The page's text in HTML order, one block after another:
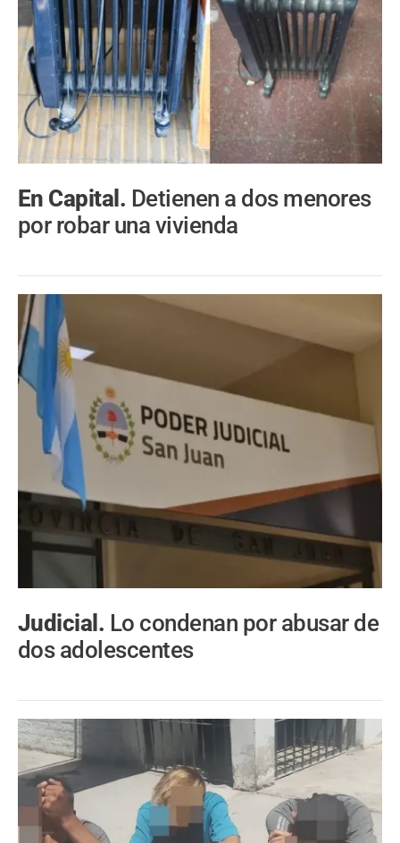
En Capital. Detienen a dos menores
por robar una vivienda
Judicial. Lo condenan por abusar de
dos adolescentes